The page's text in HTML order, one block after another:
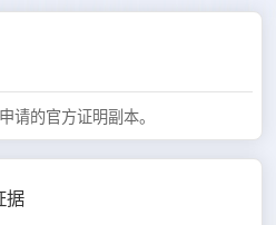
请的官方证明副本。
据